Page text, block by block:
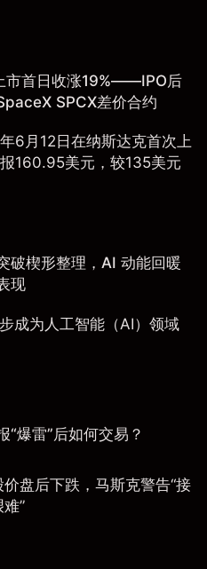
市首日收涨19%——IPO后
SPCX差价合约
6月12日在纳斯达克首次上
160.95美元，较135美元
破楔形整理，AI 动能回暖
现
成为人工智能（AI）领域
“爆雷”后如何交易？
盘后下跌，马斯克警告“接
”